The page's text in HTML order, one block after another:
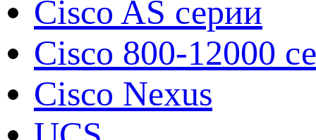
Cisco AS серии
Cisco 800-12000
Cisco Nexus